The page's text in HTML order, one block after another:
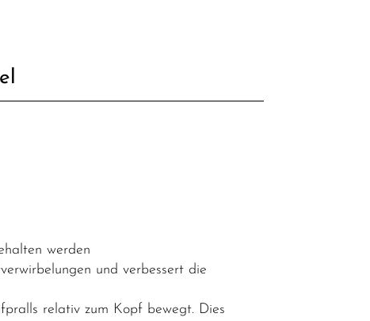
werden
und verbessert die
relativ zum Kopf bewegt. Dies